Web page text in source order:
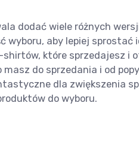
dodać wiele różnych
wyboru, aby lepiej sprostać
shirtów, które sprzedajesz i
masz do sprzedania i od
dla zwiększenia
do wyboru.